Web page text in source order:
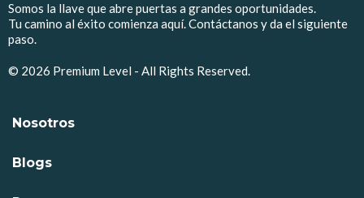
Somos la llave que abre puertas a grandes oportunidades.
Tu camino al éxito comienza aquí. Contáctanos y da el siguiente
paso.
© 2026 Premium Level - All Rights Reserved.
Nosotros
Blogs